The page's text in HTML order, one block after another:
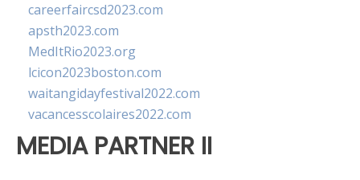
careerfaircsd2023.com
apsth2023.com
MedItRio2023.org
lcicon2023boston.com
waitangidayfestival2022.com
vacancesscolaires2022.com
MEDIA PARTNER II